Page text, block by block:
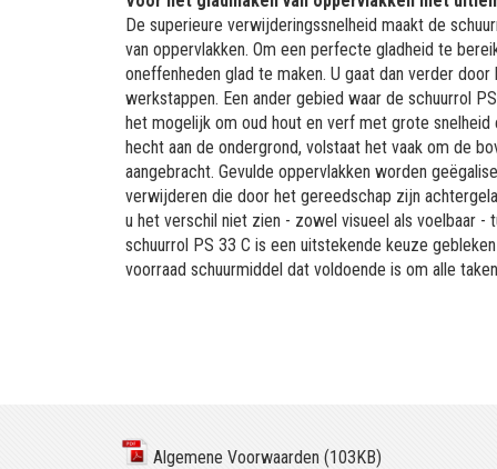
De superieure verwijderingssnelheid maakt de
van oppervlakken. Om een perfecte gladheid te
oneffenheden glad te maken. U gaat dan verder
werkstappen. Een ander gebied waar de schuurrol
het mogelijk om oud hout en verf met grote
hecht aan de ondergrond, volstaat het vaak om de
aangebracht. Gevulde oppervlakken worden
verwijderen die door het gereedschap zijn
u het verschil niet zien - zowel visueel als voelbaar -
schuurrol PS 33 C is een uitstekende keuze
voorraad schuurmiddel dat voldoende is om alle
Algemene Voorwaarden (103KB)